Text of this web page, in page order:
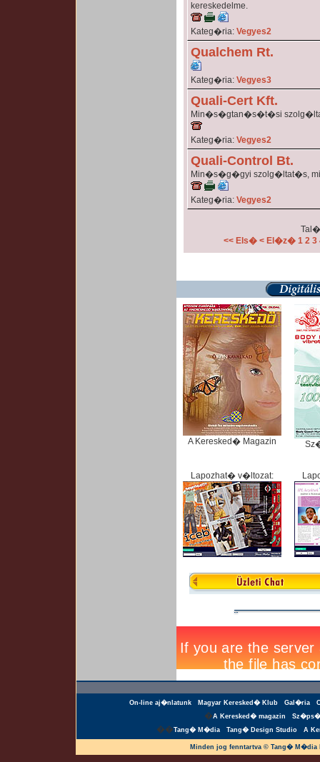
kereskedelme.
Kateg�ria: Vegyes2
Qualchem Rt.
Kateg�ria: Vegyes3
Quali-Cert Kft.
Min�s�gtan�s�t�si
Kateg�ria: Vegyes2
Quali-Control Bt.
Min�s�g�gyi szolg�ltat�s,
Kateg�ria: Vegyes2
<< Els� < El�z� 1 2 3
A Keresked� Magazin
Lapozhat� v�ltozat:
On-line aj�nlatunk Magyar Keresked� Klub Gal�ria
�A Keresked� magazin
��Tang� M�dia Tang� Design Studio A
Minden jog fenntartva © Tang�